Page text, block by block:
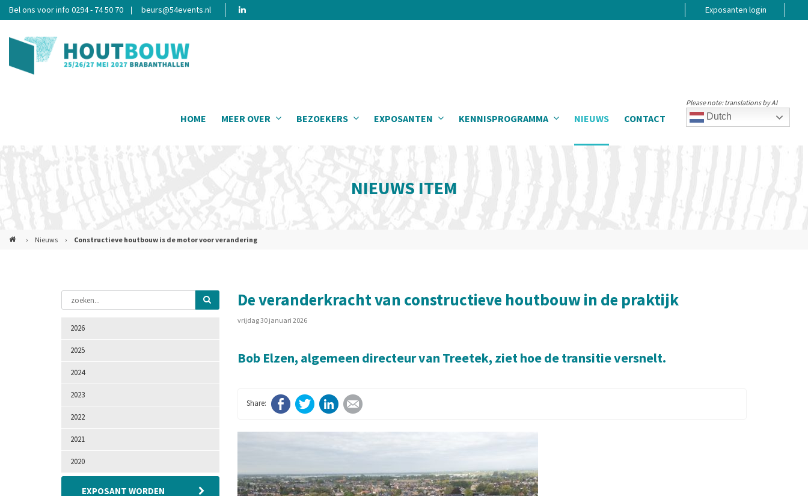
Bel ons voor info 0294 - 74 50 70 beurs@54events.nl Exposanten login
HOME MEER OVER BEZOEKERS EXPOSANTEN KENNISPROGRAMMA NIEUWS CONTACT Dutch
Please note: translations by AI
NIEUWS ITEM
› Nieuws › Constructieve houtbouw is de motor voor verandering
2026
2025
2024
2023
2022
2021
2020
EXPOSANT WORDEN
De veranderkracht van constructieve houtbouw in de praktijk
vrijdag 30 januari 2026
Bob Elzen, algemeen directeur van Treetek, ziet hoe de transitie versnelt.
FacebookTwitterLinkedInE-mail